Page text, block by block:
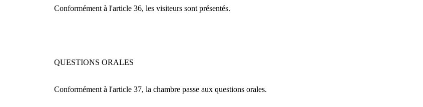
Conformément à l'article 36, les visiteurs sont présentés.
QUESTIONS ORALES
Conformément à l'article 37, la chambre passe aux questions orales.